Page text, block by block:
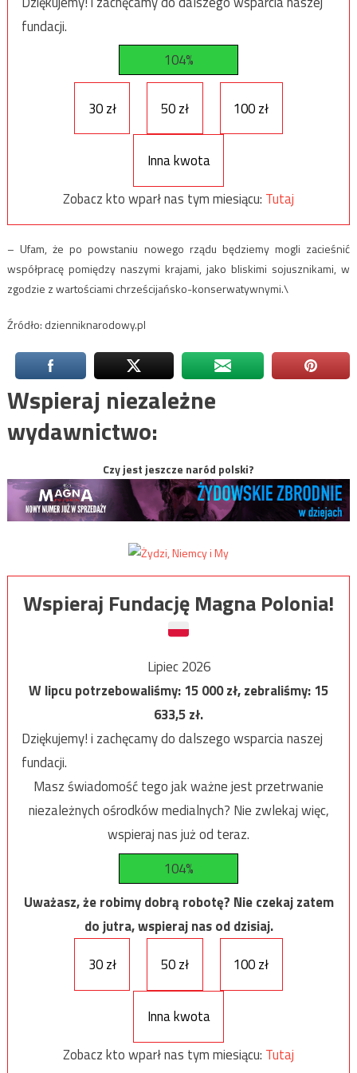
fundacji.
104%
30 zł 50 zł 100 zł
Inna kwota
Zobacz kto wparł nas tym miesiącu: Tutaj
– Ufam, że po powstaniu nowego rządu będziemy mogli zacieśnić
współpracę pomiędzy naszymi krajami, jako bliskimi sojusznikami, w
zgodzie z wartościami chrześcijańsko-konserwatywnymi.\
Źródło: dzienniknarodowy.pl
Wspieraj niezależne
wydawnictwo:
Czy jest jeszcze naród polski?
Wspieraj Fundację Magna Polonia!
Lipiec 2026
W lipcu potrzebowaliśmy:15 000zł, zebraliśmy:15
633,5zł.
Dziękujemy! i zachęcamy do dalszego wsparcia naszej
fundacji.
Masz świadomość tego jak ważne jest przetrwanie
niezależnych ośrodków medialnych? Nie zwlekaj więc,
wspieraj nas już od teraz.
104%
Uważasz, że robimy dobrą robotę? Nie czekaj zatem
do jutra, wspieraj nas od dzisiaj.
30 zł
50 zł 100 zł
Inna kwota
Zobacz kto wparł nas tym miesiącu: Tutaj